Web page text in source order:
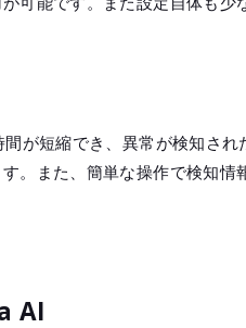
が短縮でき、異常が検知さ
。また、簡単な操作で検知情
AI